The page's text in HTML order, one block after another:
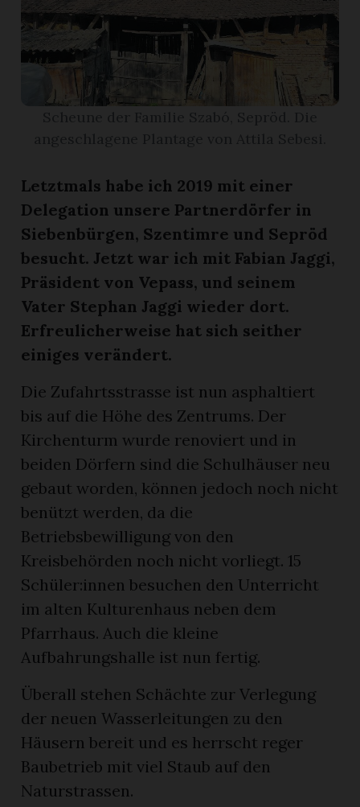
Letztmals habe ich 2019 mit einer
Delegation unsere Partnerdörfer in
Siebenbürgen, Szentimre und Sepröd
besucht. Jetzt war ich mit Fabian Jaggi,
Präsident von Vepass, und seinem
Vater Stephan Jaggi wieder dort.
Erfreulicherweise hat sich seither
einiges verändert.
Die Zufahrtsstrasse ist nun asphaltiert
bis auf die Höhe des Zentrums. Der
Kirchenturm wurde renoviert und in
beiden Dörfern sind die Schulhäuser neu
gebaut worden, können jedoch noch nicht
benützt werden, da die
Betriebsbewilligung von den
Kreisbehörden noch nicht vorliegt. 15
Schüler:innen besuchen den Unterricht
im alten Kulturenhaus neben dem
Pfarrhaus. Auch die kleine
Aufbahrungshalle ist nun fertig.
Überall stehen Schächte zur Verlegung
der neuen Wasserleitungen zu den
Häusern bereit und es herrscht reger
Baubetrieb mit viel Staub auf den
Naturstrassen.